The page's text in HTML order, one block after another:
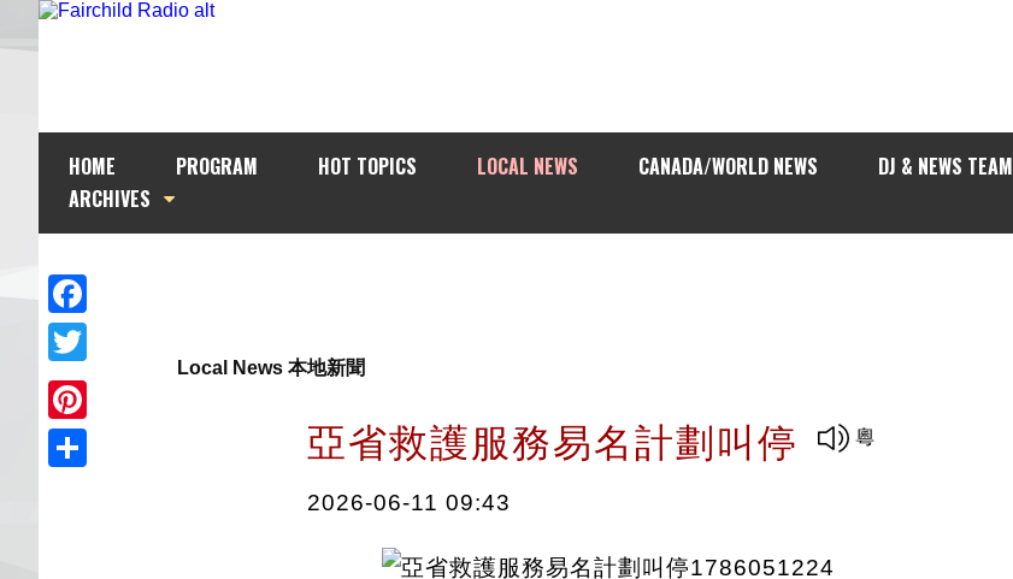
HOME PROGRAM HOT TOPICS LOCAL NEWS CANADA/WORLD NEWS DJ & NEWS TEAM
ARCHIVES
Facebook
Twitter
Pinterest
Local News 本地新聞
亞省救護服務易名計劃叫停
2026-06-11 09:43